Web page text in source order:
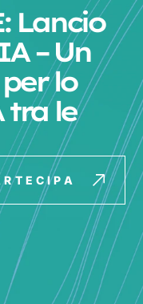
Lancio
– Un
lo
tra le